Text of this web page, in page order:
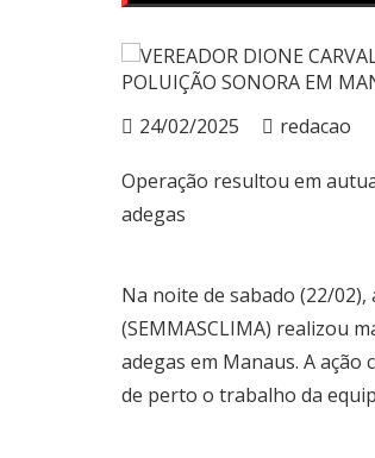
24/02/2025 redacao
Operação resultou em
adegas
Na noite de sabado (22/
(SEMMASCLIMA) realizou
adegas em Manaus. A
de perto o trabalho da